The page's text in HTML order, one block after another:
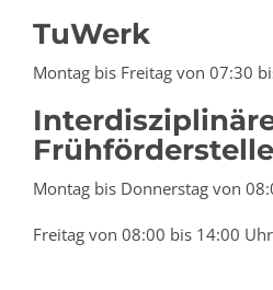
TuWerk
Montag bis Freitag von 07:30
Frühförderstelle
Montag bis Donnerstag von
Freitag von 08:00 bis 14:00 Uhr